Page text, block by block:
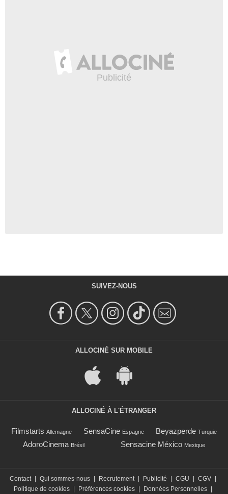
SUIVEZ-NOUS
ALLOCINÉ SUR MOBILE
ALLOCINÉ À L'ÉTRANGER
Filmstarts Allemagne SensaCine Espagne Beyazperde Turquie
AdoroCinema Brésil Sensacine México Mexique
Contact Qui sommes-nous Recrutement Publicité CGU CGV
Politique de cookies
Préférences cookies Données Personnelles